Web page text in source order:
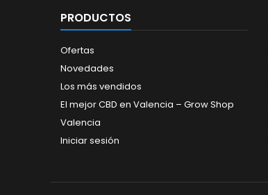
PRODUCTOS
Ofertas
Novedades
Los más vendidos
El mejor CBD en Valencia – Grow Shop
Valencia
Iniciar sesión